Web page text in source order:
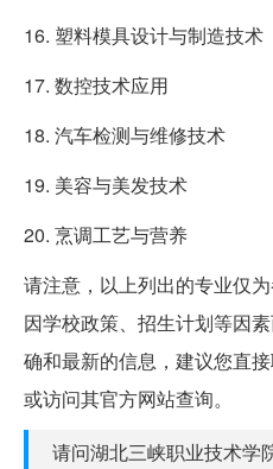
16. 塑料模具设计与制造技术
17. 数控技术应用
18. 汽车检测与维修技术
19. 美容与美发技术
20. 烹调工艺与营养
请注意，以上列出的专业仅
因学校政策、招生计划等因
确和最新的信息，建议您直
或访问其官方网站查询。
请问湖北三峡职业技术学